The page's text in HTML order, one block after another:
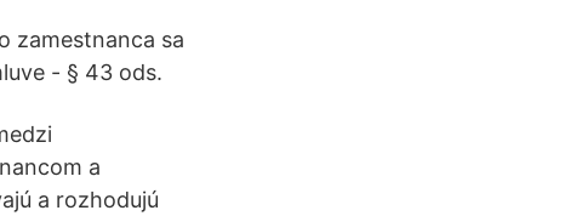
zamestnanca sa
- § 43 ods.
a
a rozhodujú